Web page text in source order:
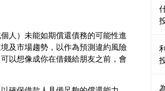
人）未能如期償還債務的可能性進
及市場趨勢，以作為預測違約風險
以想像成你在借錢給朋友之前，會